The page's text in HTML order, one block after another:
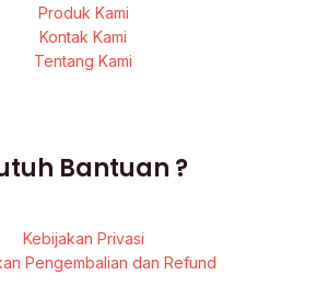
Produk Kami
Kontak Kami
Tentang Kami
Bantuan ?
Kebijakan Privasi
Pengembalian dan Refund